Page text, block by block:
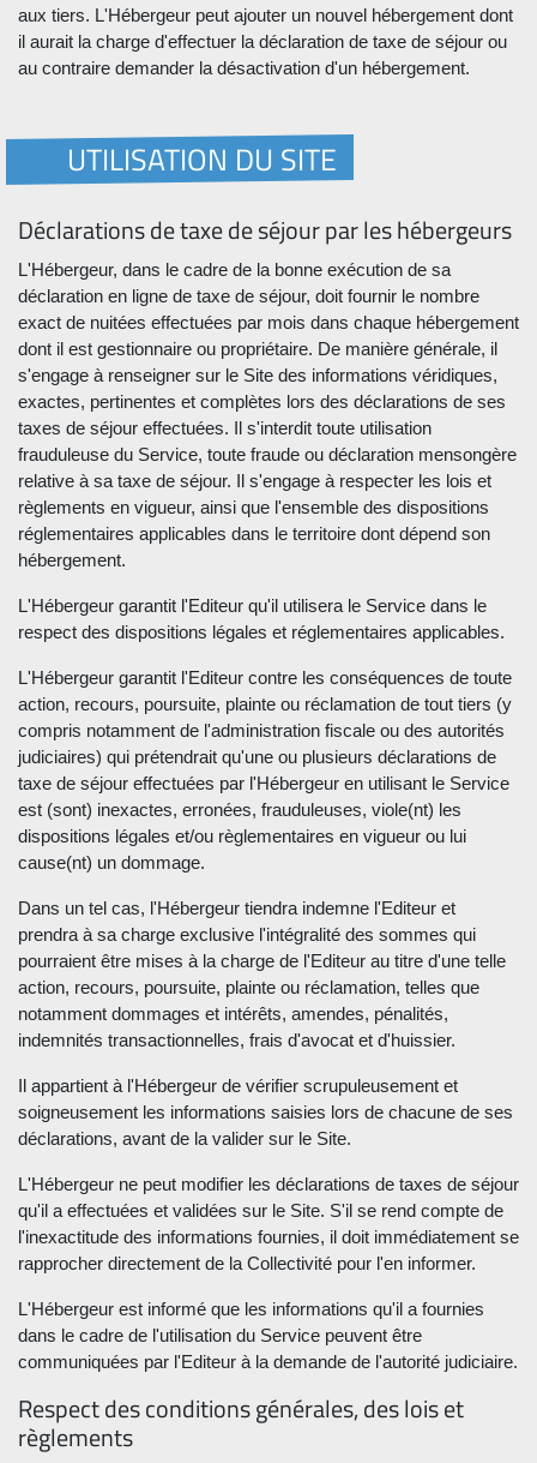
aux tiers. L'Hébergeur peut ajouter un nouvel hébergement dont
il aurait la charge d'effectuer la déclaration de taxe de séjour ou
au contraire demander la désactivation d'un hébergement.
UTILISATION DU SITE
Déclarations de taxe de séjour par les hébergeurs
L'Hébergeur, dans le cadre de la bonne exécution de sa
déclaration en ligne de taxe de séjour, doit fournir le nombre
exact de nuitées effectuées par mois dans chaque hébergement
dont il est gestionnaire ou propriétaire. De manière générale, il
s'engage à renseigner sur le Site des informations véridiques,
exactes, pertinentes et complètes lors des déclarations de ses
taxes de séjour effectuées. Il s'interdit toute utilisation
frauduleuse du Service, toute fraude ou déclaration mensongère
relative à sa taxe de séjour. Il s'engage à respecter les lois et
règlements en vigueur, ainsi que l'ensemble des dispositions
réglementaires applicables dans le territoire dont dépend son
hébergement.
L'Hébergeur garantit l'Editeur qu'il utilisera le Service dans le
respect des dispositions légales et réglementaires applicables.
L'Hébergeur garantit l'Editeur contre les conséquences de toute
action, recours, poursuite, plainte ou réclamation de tout tiers (y
compris notamment de l'administration fiscale ou des autorités
judiciaires) qui prétendrait qu'une ou plusieurs déclarations de
taxe de séjour effectuées par l'Hébergeur en utilisant le Service
est (sont) inexactes, erronées, frauduleuses, viole(nt) les
dispositions légales et/ou règlementaires en vigueur ou lui
cause(nt) un dommage.
Dans un tel cas, l'Hébergeur tiendra indemne l'Editeur et
prendra à sa charge exclusive l'intégralité des sommes qui
pourraient être mises à la charge de l'Editeur au titre d'une telle
action, recours, poursuite, plainte ou réclamation, telles que
notamment dommages et intérêts, amendes, pénalités,
indemnités transactionnelles, frais d'avocat et d'huissier.
Il appartient à l'Hébergeur de vérifier scrupuleusement et
soigneusement les informations saisies lors de chacune de ses
déclarations, avant de la valider sur le Site.
L'Hébergeur ne peut modifier les déclarations de taxes de séjour
qu'il a effectuées et validées sur le Site. S'il se rend compte de
l'inexactitude des informations fournies, il doit immédiatement se
rapprocher directement de la Collectivité pour l'en informer.
L'Hébergeur est informé que les informations qu'il a fournies
dans le cadre de l'utilisation du Service peuvent être
communiquées par l'Editeur à la demande de l'autorité judiciaire.
Respect des conditions générales, des lois et
règlements